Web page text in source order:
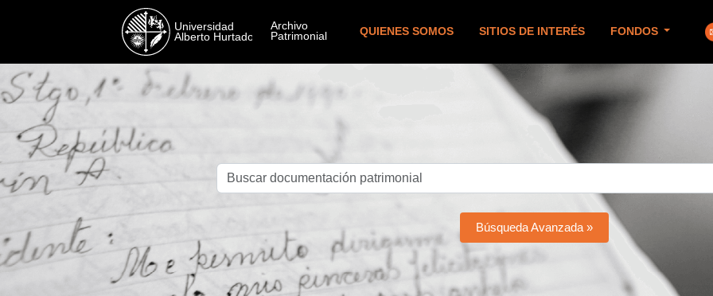
QUIENES SOMOS SITIOS DE INTERÉS FONDOS
Búsqueda Avanzada »